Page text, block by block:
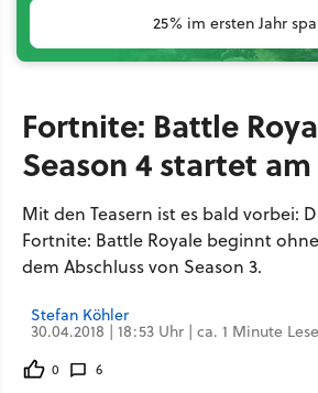
25% im ersten Jahr
Fortnite: Battle
Season 4 startet am
Mit den Teasern ist es bald vorbei:
Fortnite: Battle Royale beginnt
dem Abschluss von Season 3.
Stefan Köhler
30.04.2018 | 18:53 Uhr | ca. 1 Minute
0 6